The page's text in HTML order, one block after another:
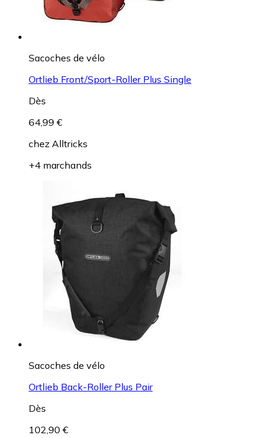
Sacoches de vélo
Ortlieb Front/Sport-Roller Plus Single
Dès
64,99 €
chez Alltricks
+4 marchands
Sacoches de vélo
Ortlieb Back-Roller Plus Pair
Dès
102,90 €